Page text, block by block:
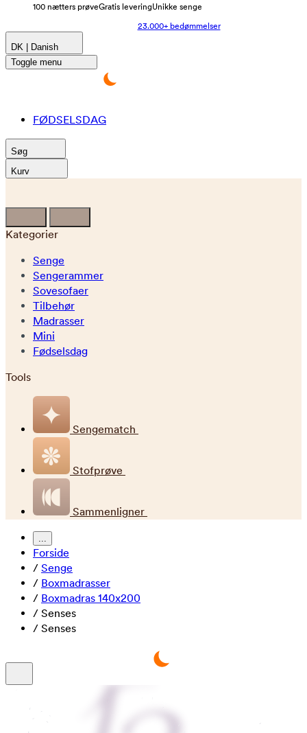
100 nætters prøveGratis leveringUnikke senge
23.000+ bedømmelser
DK | Danish
Toggle menu
FØDSELSDAG
Søg
Kurv
Kategorier
Senge
Sengerammer
Sovesofaer
Tilbehør
Madrasser
Mini
Fødselsdag
Tools
Sengematch
Stofprøve
Sammenligner
...
Forside
/ Senge
/ Boxmadrasser
/ Boxmadras 140x200
/ Senses
/ Senses